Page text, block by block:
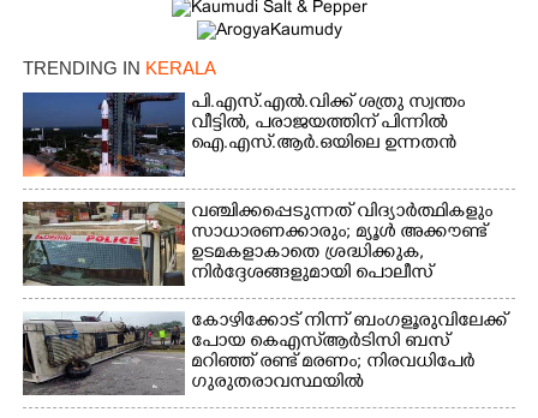
TRENDING IN KERALA
പി.എസ്.എൽ.വിക്ക് ശത്രു സ്വന്തം
വീട്ടിൽ,​ പരാജയത്തിന് പിന്നിൽ
ഐ.എസ്.ആർ.ഒയിലെ ഉന്നതൻ
വഞ്ചിക്കപ്പെടുന്നത് വിദ്യാർത്ഥികളും
സാധാരണക്കാരും; മ്യൂൾ അക്കൗണ്ട്
ഉടമകളാകാതെ ശ്രദ്ധിക്കുക,
നിർദ്ദേശങ്ങളുമായി പൊലീസ്
കോഴിക്കോട് നിന്ന് ബംഗളൂരുവിലേക്ക്
പോയ കെഎസ്‌ആർടിസി ബസ്
മറിഞ്ഞ് രണ്ട് മരണം; നിരവധിപേർ
ഗുരുതരാവസ്ഥയിൽ